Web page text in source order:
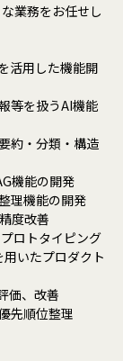
業務をお任せし
活用した機能開
等を扱うAI機能
約・分類・構造
機能の開発
理機能の開発
度改善
ロトタイピング
いたプロダクト
価、改善
先順位整理